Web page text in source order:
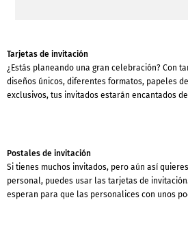
Tarjetas de invitación
¿Estás planeando una gran celebración? Con
diseños únicos, diferentes formatos, papeles
exclusivos, tus invitados estarán encantados
Postales de invitación
Si tienes muchos invitados, pero aún así
personal, puedes usar las tarjetas de
esperan para que las personalices con unos